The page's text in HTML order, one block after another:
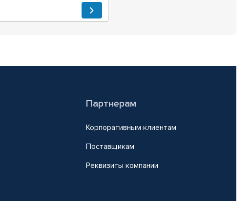
Партнерам
Корпоративным клиентам
Поставщикам
Реквизиты компании